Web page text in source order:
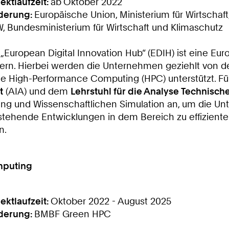
Europäische Union, Ministerium für
Bundesministerium für Wirtschaft und Klimaschutz
Digital Innovation Hub“ (EDIH) ist eine
Hierbei werden die Unternehmen geziehlt von
Performance Computing (HPC) unterstützt.
(AIA) und dem Lehrstuhl für die Analyse
und Wissenschaftlichen Simulation an, um die
Entwicklungen in dem Bereich zu
Oktober 2022 - August 2025
BMBF Green HPC